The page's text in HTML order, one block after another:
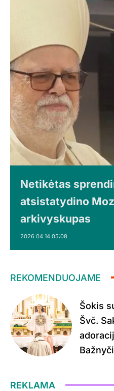
Netikėtas
atsistatydino
arkivyskupas
2026 04 14 05:08
REKOMENDUOJAME
Šokis
Švč.
REKLAMA